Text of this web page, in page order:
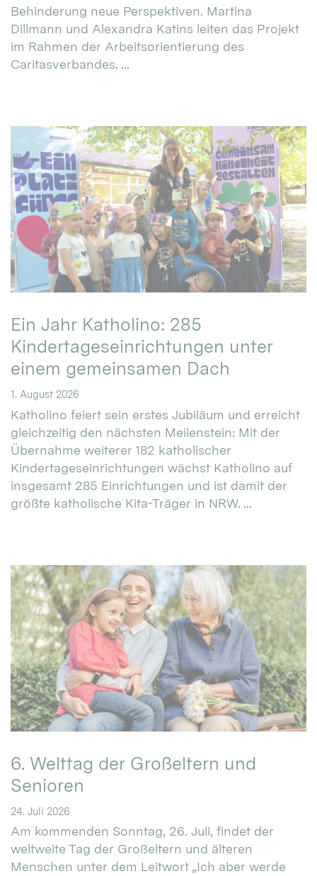
Behinderung neue Perspektiven. Martina
Dillmann und Alexandra Katins leiten das Projekt
im Rahmen der Arbeitsorientierung des
Caritasverbandes. ...
Ein Jahr Katholino: 285
Kindertageseinrichtungen unter
einem gemeinsamen Dach
1. August 2026
Katholino feiert sein erstes Jubiläum und erreicht
gleichzeitig den nächsten Meilenstein: Mit der
Übernahme weiterer 182 katholischer
Kindertageseinrichtungen wächst Katholino auf
insgesamt 285 Einrichtungen und ist damit der
größte katholische Kita-Träger in NRW. ...
6. Welttag der Großeltern und
Senioren
24. Juli 2026
Am kommenden Sonntag, 26. Juli, findet der
weltweite Tag der Großeltern und älteren
Menschen unter dem Leitwort „Ich aber werde